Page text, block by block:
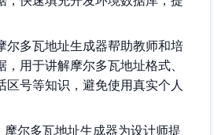
尔多瓦地址生成器帮助教师和培
用于讲解摩尔多瓦地址格式、
区号等知识，避免使用真实个人
摩尔多瓦地址生成器为设计师提